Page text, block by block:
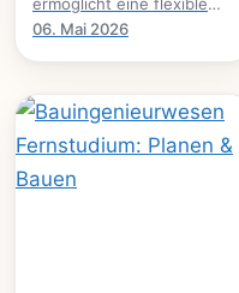
Weiterbildung im Bereich
06. Mai 2026